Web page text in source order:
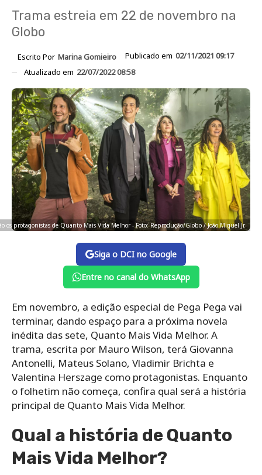
Trama estreia em 22 de novembro na
Globo
Escrito Por Marina Gomieiro Publicado em 02/11/2021 09:17
Atualizado em 22/07/2022 08:58
protagonistas de Quanto Mais Vida Melhor - Foto: Reprodução/Globo / João Miguel Jr.
Siga o DCI no Google
Entre no canal do WhatsApp
Em novembro, a edição especial de Pega Pega vai
terminar, dando espaço para a próxima novela
inédita das sete, Quanto Mais Vida Melhor. A
trama, escrita por Mauro Wilson, terá Giovanna
Antonelli, Mateus Solano, Vladimir Brichta e
Valentina Herszage como protagonistas. Enquanto
o folhetim não começa, confira qual será a história
principal de Quanto Mais Vida Melhor.
Qual a história de Quanto
Mais Vida Melhor?